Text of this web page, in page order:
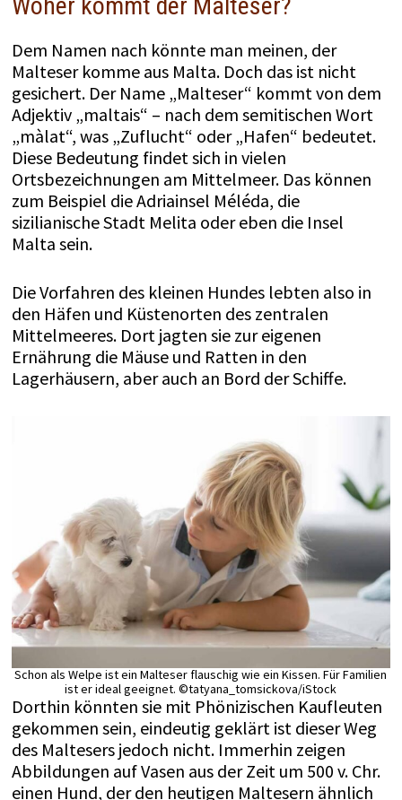
Dem Namen nach könnte man meinen, der
Malteser komme aus Malta. Doch das ist nicht
gesichert. Der Name „Malteser“ kommt von dem
Adjektiv „maltais“ – nach dem semitischen Wort
„màlat“, was „Zuflucht“ oder „Hafen“ bedeutet.
Diese Bedeutung findet sich in vielen
Ortsbezeichnungen am Mittelmeer. Das können
zum Beispiel die Adriainsel Méléda, die
sizilianische Stadt Melita oder eben die Insel
Malta sein.
Die Vorfahren des kleinen Hundes lebten also in
den Häfen und Küstenorten des zentralen
Mittelmeeres. Dort jagten sie zur eigenen
Ernährung die Mäuse und Ratten in den
Lagerhäusern, aber auch an Bord der Schiffe.
Schon als Welpe ist ein Malteser flauschig wie ein Kissen. Für Familien
ist er ideal geeignet. ©tatyana_tomsickova/iStock
Dorthin könnten sie mit Phönizischen Kaufleuten
gekommen sein, eindeutig geklärt ist dieser Weg
des Maltesers jedoch nicht. Immerhin zeigen
Abbildungen auf Vasen aus der Zeit um 500 v. Chr.
einen Hund, der den heutigen Maltesern ähnlich